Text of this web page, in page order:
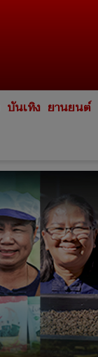
บันเทิง ยานยนต์